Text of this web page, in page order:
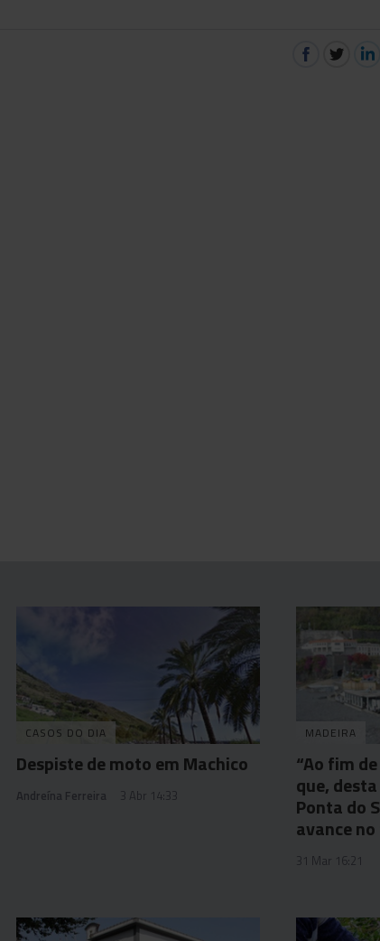
CASOS DO DIA
Despiste de moto em Machico
Andreína Ferreira 3 Abr 14:33
MADEIRA
“Ao fim
que,
Ponta do
avance
31 Mar 16:21